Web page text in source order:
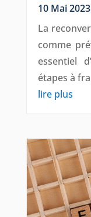
10 Mai 2023
La
comme
essentiel
étapes à
lire plus